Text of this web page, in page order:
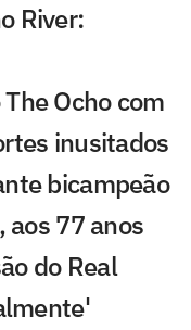
River:
Ocho com
inusitados
bicampeão
77 anos
do Real